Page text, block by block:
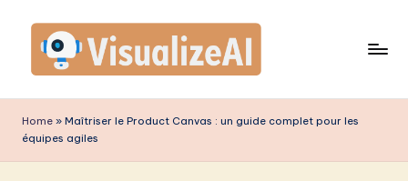
content
is
u
Home » Maîtriser le Product Canvas : un guide complet pour les
équipes agiles